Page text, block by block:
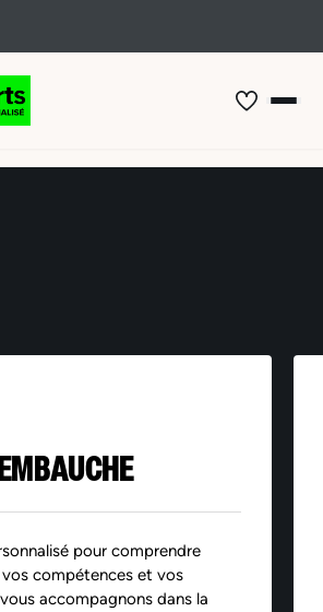
Offre non trouvée
pour comprendre
compétences et vos
accompagnons dans la